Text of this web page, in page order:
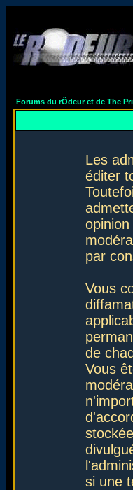
Forums du rÔdeur et de The
Les
éditer
par
Vous
de
Vous
si une